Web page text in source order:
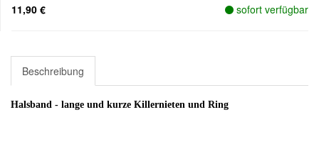
11,90 € sofort verfügbar
Beschreibung
Halsband - lange und kurze Killernieten und Ring